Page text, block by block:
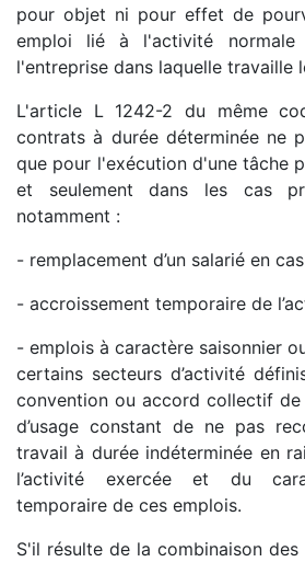
pour objet ni pour effet de
emploi lié à l'activité normale
l'entreprise dans laquelle travaille
L'article L 1242-2 du même
contrats à durée déterminée ne
que pour l'exécution d'une tâche
et seulement dans les cas
notamment :
- remplacement d’un salarié en cas
- accroissement temporaire de
- emplois à caractère saisonnier
certains secteurs d’activité
convention ou accord collectif
d’usage constant de ne pas
travail à durée indéterminée en
l’activité exercée et du
temporaire de ces emplois.
S'il résulte de la combinaison des